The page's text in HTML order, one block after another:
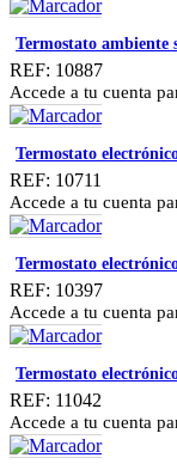
Termostato ambiente
REF: 10887
Accede a tu cuenta
Termostato
REF: 10711
Accede a tu cuenta
Termostato
REF: 10397
Accede a tu cuenta
Termostato
REF: 11042
Accede a tu cuenta